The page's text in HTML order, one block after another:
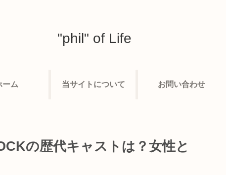
"phil" of Life
ーム 当サイトについて お問い合わせ
の歴代キャストは？女性と